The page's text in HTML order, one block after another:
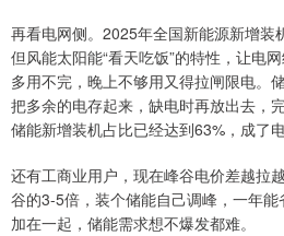
再看电网侧。2025年全国新能源新增装
但风能太阳能“看天吃饭”的特性，让电
多用不完，晚上不够用又得拉闸限电。
把多余的电存起来，缺电时再放出去，
储能新增装机占比已经达到63%，成了电
还有工商业用户，现在峰谷电价差越拉
谷的3-5倍，装个储能自己调峰，一年
加在一起，储能需求想不爆发都难。